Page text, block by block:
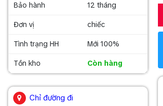
Bảo hành 12 tháng
Đơn vị chiếc
Tình trạng HH Mới 100%
Tồn kho
Còn hàng
Chỉ đường đi